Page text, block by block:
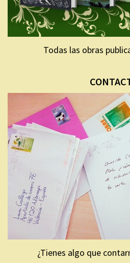
Todas las obras
¿Tienes algo que